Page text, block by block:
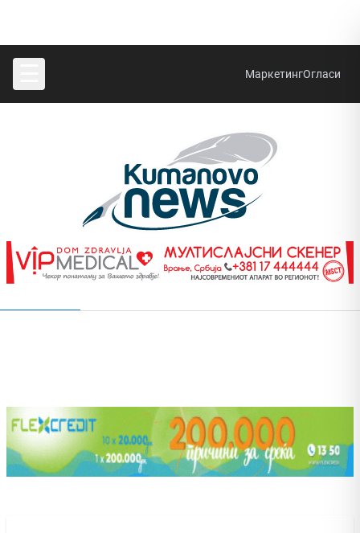
МаркетингОгласи